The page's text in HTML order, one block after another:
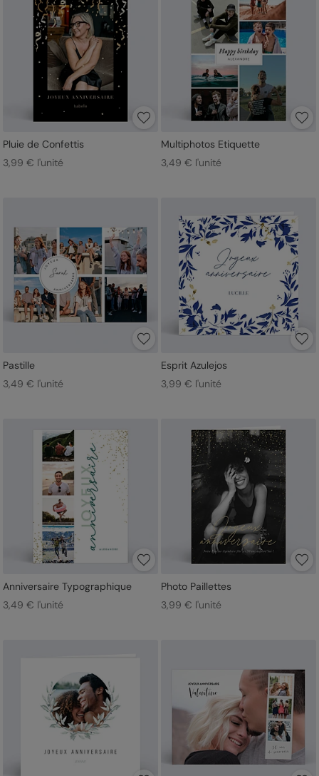
Pluie de Confettis
3,99 € l'unité
Multiphotos Etiquette
3,49 € l'unité
Pastille
3,49 € l'unité
Esprit Azulejos
3,99 € l'unité
Anniversaire Typographique
3,49 € l'unité
Photo Paillettes
3,99 € l'unité